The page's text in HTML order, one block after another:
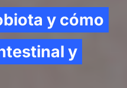
y cómo
y